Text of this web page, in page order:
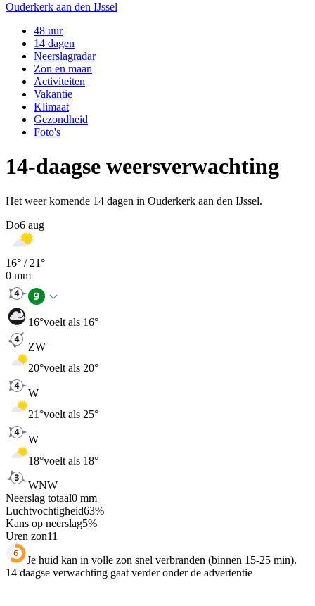
Ouderkerk aan den IJssel
48 uur
14 dagen
Neerslagradar
Zon en maan
Activiteiten
Vakantie
Klimaat
Gezondheid
Foto's
14-daagse weersverwachting
Het weer komende 14 dagen in Ouderkerk aan den IJssel.
Do6 aug
16° / 21°
0 mm
16°voelt als 16°
ZW
20°voelt als 20°
W
21°voelt als 25°
W
18°voelt als 18°
WNW
Neerslag totaal0 mm
Luchtvochtigheid63%
Kans op neerslag5%
Uren zon11
Je huid kan in volle zon snel verbranden (binnen 15-25 min).
14 daagse verwachting gaat verder onder de advertentie